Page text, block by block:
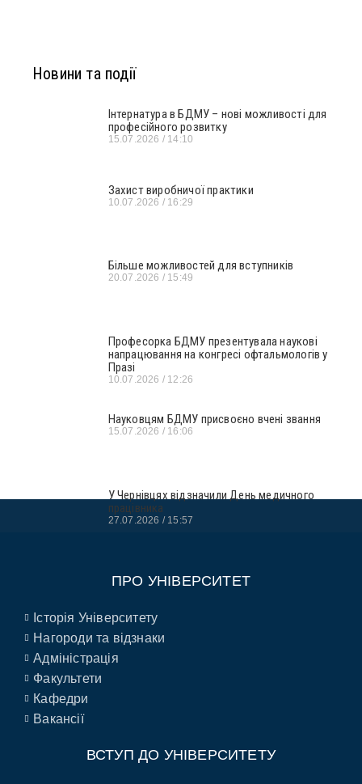
Новини та події
Інтернатура в БДМУ – нові можливості для
професійного розвитку
15.07.2026 14:10
Захист виробничої практики
10.07.2026 16:29
Більше можливостей для вступників
20.07.2026 15:49
Професорка БДМУ презентувала наукові
напрацювання на конгресі офтальмологів у
Празі
10.07.2026 12:26
Науковцям БДМУ присвоєно вчені звання
15.07.2026 16:06
У Чернівцях відзначили День медичного
працівника
27.07.2026 15:57
ПРО УНІВЕРСИТЕТ
Історія Університету
Нагороди та відзнаки
Адміністрація
Факультети
Кафедри
Вакансії
ВСТУП ДО УНІВЕРСИТЕТУ